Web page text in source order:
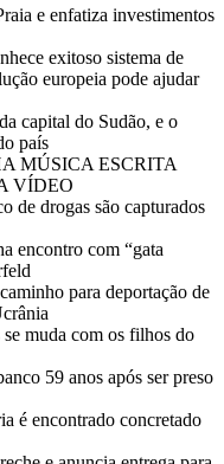
e enfatiza investimentos
exitoso sistema de
europeia pode ajudar
capital do Sudão, e o
país
MÚSICA ESCRITA
VÍDEO
de drogas são capturados
encontro com “gata
para deportação de
muda com os filhos do
59 anos após ser preso
é encontrado concretado